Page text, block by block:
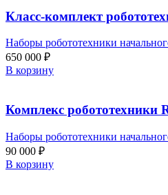
Класс-комплект
Наборы робототехники
650 000 ₽
В корзину
Комплекс робототехники
Наборы робототехники
90 000 ₽
В корзину